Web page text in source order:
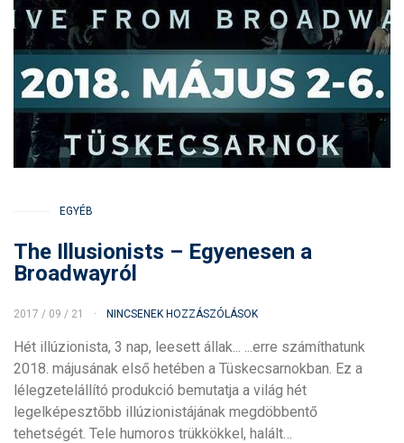
EGYÉB
The Illusionists – Egyenesen a
Broadwayról
2017 / 09 / 21 NINCSENEK HOZZÁSZÓLÁSOK
Hét illúzionista, 3 nap, leesett állak... ...erre számíthatunk
2018. májusának első hetében a Tüskecsarnokban. Ez a
lélegzetelállító produkció bemutatja a világ hét
legelképesztőbb illúzionistájának megdöbbentő
tehetségét. Tele humoros trükkökkel, halált…